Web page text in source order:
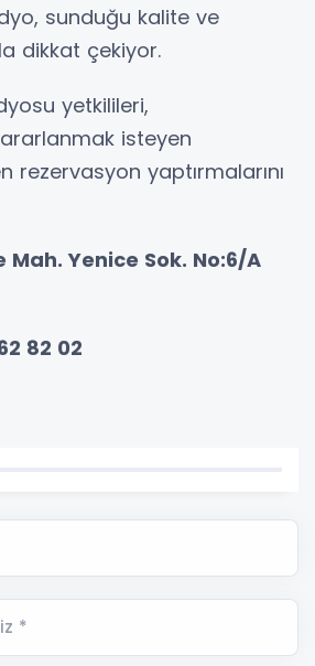
sunduğu kalite ve
dikkat çekiyor.
yetkilileri,
isteyen
rezervasyon yaptırmalarını
Yenice Sok. No:6/A
82 02
*